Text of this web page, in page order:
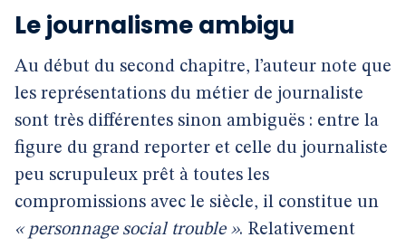
Le journalisme ambigu
Au début du second chapitre, l’auteur note que
les représentations du métier de journaliste
sont très différentes sinon ambiguës : entre la
figure du grand reporter et celle du journaliste
peu scrupuleux prêt à toutes les
compromissions avec le siècle, il constitue un
« personnage social trouble ». Relativement